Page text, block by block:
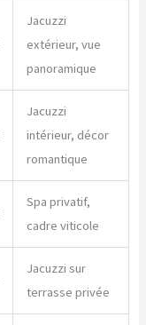
Jacuzzi
extérieur, vue
panoramique
Jacuzzi
intérieur, décor
romantique
Spa privatif,
cadre viticole
Jacuzzi sur
terrasse privée